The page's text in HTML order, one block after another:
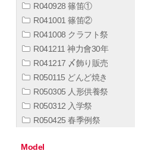
R040928 篠笛①
R041001 篠笛②
R041008 クラフト祭
R041211 神力會30年
R041217 〆飾り販売
R050115 どんど焼き
R050305 人形供養祭
R050312 入学祭
R050425 春季例祭
Model